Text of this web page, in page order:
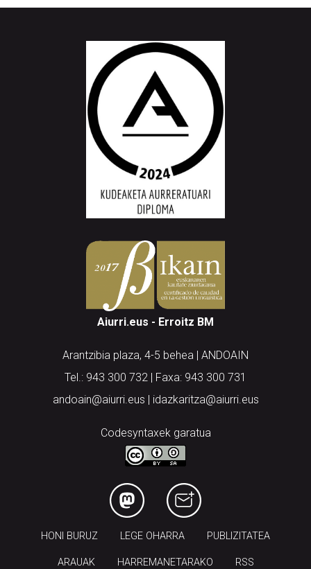
Aiurri.eus - Erroitz BM
Arantzibia plaza, 4-5 behea | ANDOAIN
Tel.: 943 300 732 | Faxa: 943 300 731
andoain@aiurri.eus | idazkaritza@aiurri.eus
Codesyntaxek garatua
HONI BURUZ LEGE OHARRA PUBLIZITATEA
ARAUAK HARREMANETARAKO RSS